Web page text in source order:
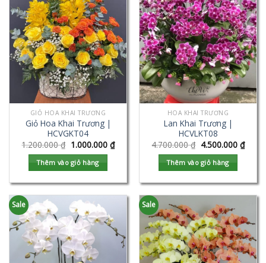
GIỎ HOA KHAI TRƯƠNG
Giỏ Hoa Khai Trương |
HCVGKT04
1.200.000₫ 1.000.000 ₫
Thêm vào giỏ hàng
HOA KHAI TRƯƠNG
Lan Khai Trương |
HCVLKT08
4.700.000₫ 4.500.000 ₫
Thêm vào giỏ hàng
Sale Sale